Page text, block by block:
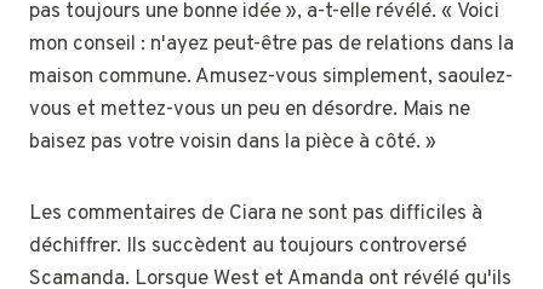
pas toujours une bonne idée », a-t-elle révélé. « Voici
mon conseil : n'ayez peut-être pas de relations dans la
maison commune. Amusez-vous simplement, saoulez-
vous et mettez-vous un peu en désordre. Mais ne
baisez pas votre voisin dans la pièce à côté. »
Les commentaires de Ciara ne sont pas difficiles à
déchiffrer. Ils succèdent au toujours controversé
Scamanda. Lorsque West et Amanda ont révélé qu'ils